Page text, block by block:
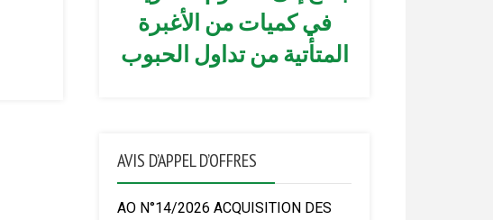
في كميات من الأغبرة
المتأتية من تداول الحبوب
AVIS D’APPEL D’OFFRES
AO N°14/2026 ACQUISITION DES